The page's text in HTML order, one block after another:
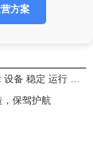
方案
上一篇 : 徐工 矿机 331509894 橡胶 垫板： 保障 设备 稳定 运行 的 关键 组件
保驾护航